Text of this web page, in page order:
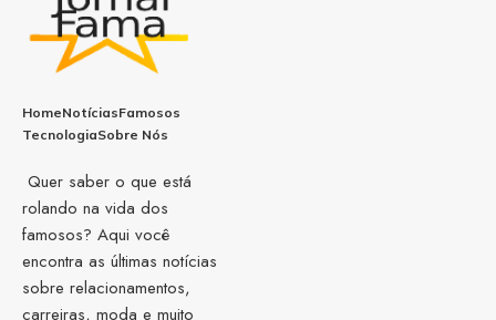
HomeNotíciasFamosos
TecnologiaSobre Nós
Quer saber o que está
rolando na vida dos
famosos? Aqui você
encontra as últimas notícias
sobre relacionamentos,
carreiras, moda e muito